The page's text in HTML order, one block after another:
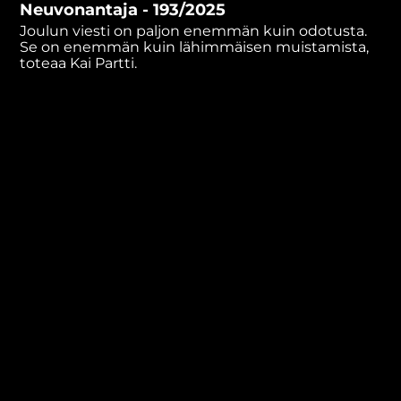
minutes,
36
seconds
Neuvonantaja - 193/2025
Joulun viesti on paljon enemmän kuin odotusta.
Se on enemmän kuin lähimmäisen muistamista,
toteaa Kai Partti.